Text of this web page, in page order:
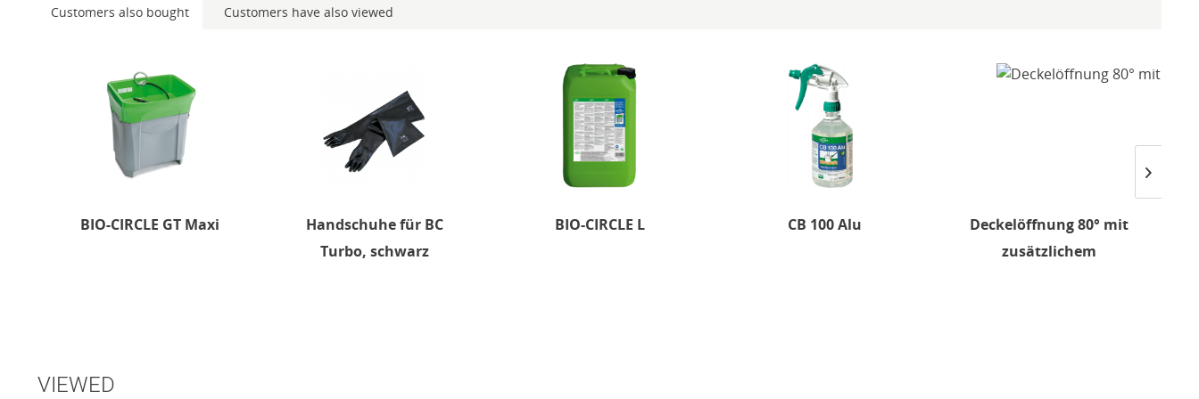
Customers also bought Customers have also viewed
BIO-CIRCLE GT Maxi
Handschuhe für BC
Turbo, schwarz
BIO-CIRCLE L CB 100 Alu
Deckelöffnung 80° mit
zusätzlichem
VIEWED